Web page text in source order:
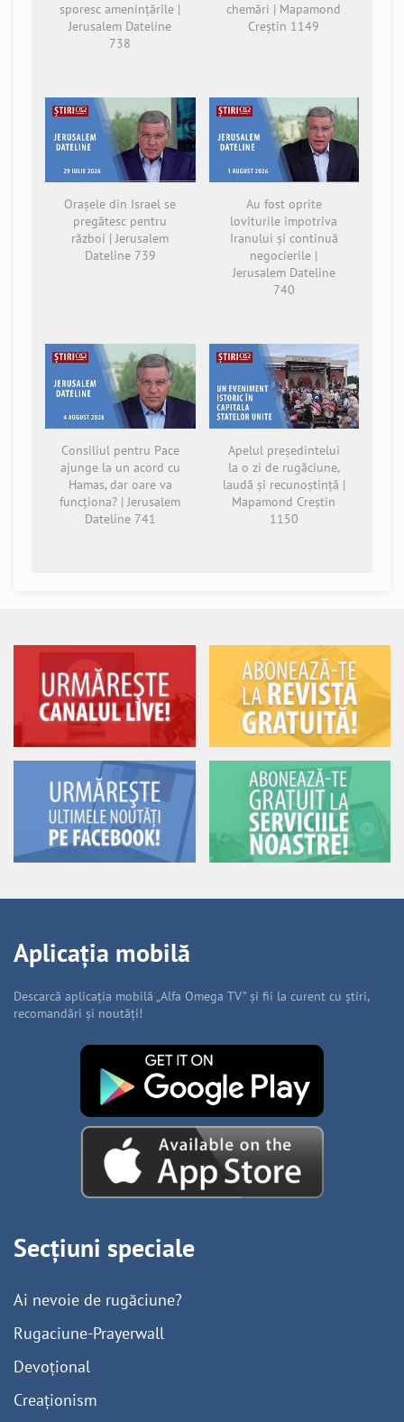
sporesc amenințările |
Jerusalem Dateline
738
chemări | Mapamond
Creștin 1149
Orașele din Israel se
pregătesc pentru
război | Jerusalem
Dateline 739
Au fost oprite
loviturile împotriva
Iranului și continuă
negocierile |
Jerusalem Dateline
740
Consiliul pentru Pace
ajunge la un acord cu
Hamas, dar oare va
funcționa? | Jerusalem
Dateline 741
Apelul președintelui
la o zi de rugăciune,
laudă și recunoștință |
Mapamond Creștin
1150
Aplicația mobilă
Descarcă aplicația mobilă „Alfa Omega TV” și fii la curent cu știri,
recomandări și noutăți!
Secțiuni speciale
Ai nevoie de rugăciune?
Rugaciune-Prayerwall
Devoțional
Creaționism